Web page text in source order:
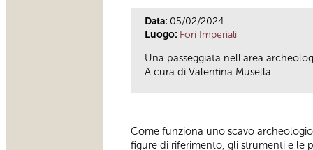
Data: 05/02/2024
Luogo: Fori Imperiali
Una passeggiata nell’area
A cura di Valentina Musella
Come funziona uno scavo
figure di riferimento, gli strumenti e le